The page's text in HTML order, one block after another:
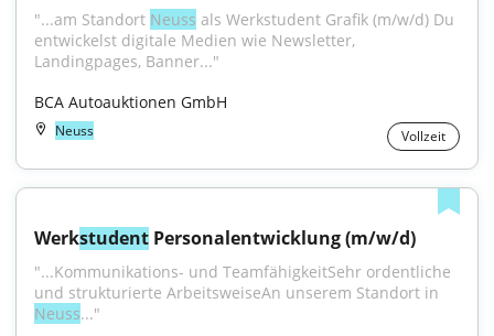
"...am Standort Neuss als Werkstudent Grafik (m/w/d) Du
entwickelst digitale Medien wie Newsletter,
Landingpages, Banner..."
BCA Autoauktionen GmbH
Neuss Vollzeit
Werkstudent Personalentwicklung (m/w/d)
"...Kommunikations- und TeamfähigkeitSehr ordentliche
Neuss..."